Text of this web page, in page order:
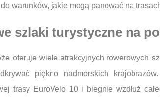
warunków, jakie mogą panować na
szlaki turystyczne na
oferuje wiele atrakcyjnych rowerowych
piękno nadmorskich
trasy EuroVelo 10 i biegnie wzdłuż